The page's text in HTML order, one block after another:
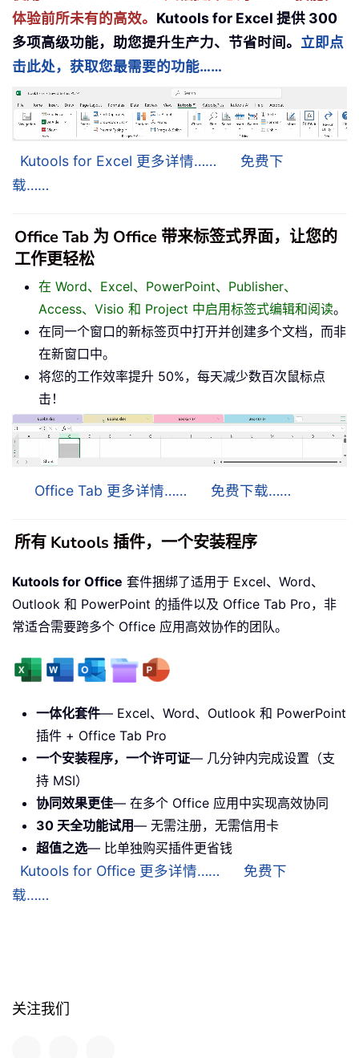
体验前所未有的高效。 Kutools for Excel 提供 300
多项高级功能，助您提升生产力、节省时间。 立即点
击此处，获取您最需要的功能……
Kutools for Excel 更多详情……
免费下
载……
Office Tab 为 Office 带来标签式界面，让您的
工作更轻松
在 Word、Excel、PowerPoint、Publisher、
Access、Visio 和 Project 中启用标签式编辑和阅读。
在同一个窗口的新标签页中打开并创建多个文档，而非
在新窗口中。
将您的工作效率提升 50%，每天减少数百次鼠标点
击！
Office Tab 更多详情…… 免费下载……
所有 Kutools 插件，一个安装程序
Kutools for Office 套件捆绑了适用于 Excel、Word、
Outlook 和 PowerPoint 的插件以及 Office Tab Pro，非
常适合需要跨多个 Office 应用高效协作的团队。
一体化套件— Excel、Word、Outlook 和 PowerPoint
插件 + Office Tab Pro
一个安装程序，一个许可证— 几分钟内完成设置（支
持 MSI）
协同效果更佳— 在多个 Office 应用中实现高效协同
30 天全功能试用— 无需注册，无需信用卡
超值之选— 比单独购买插件更省钱
Kutools for Office 更多详情……
免费下
载……
关注我们